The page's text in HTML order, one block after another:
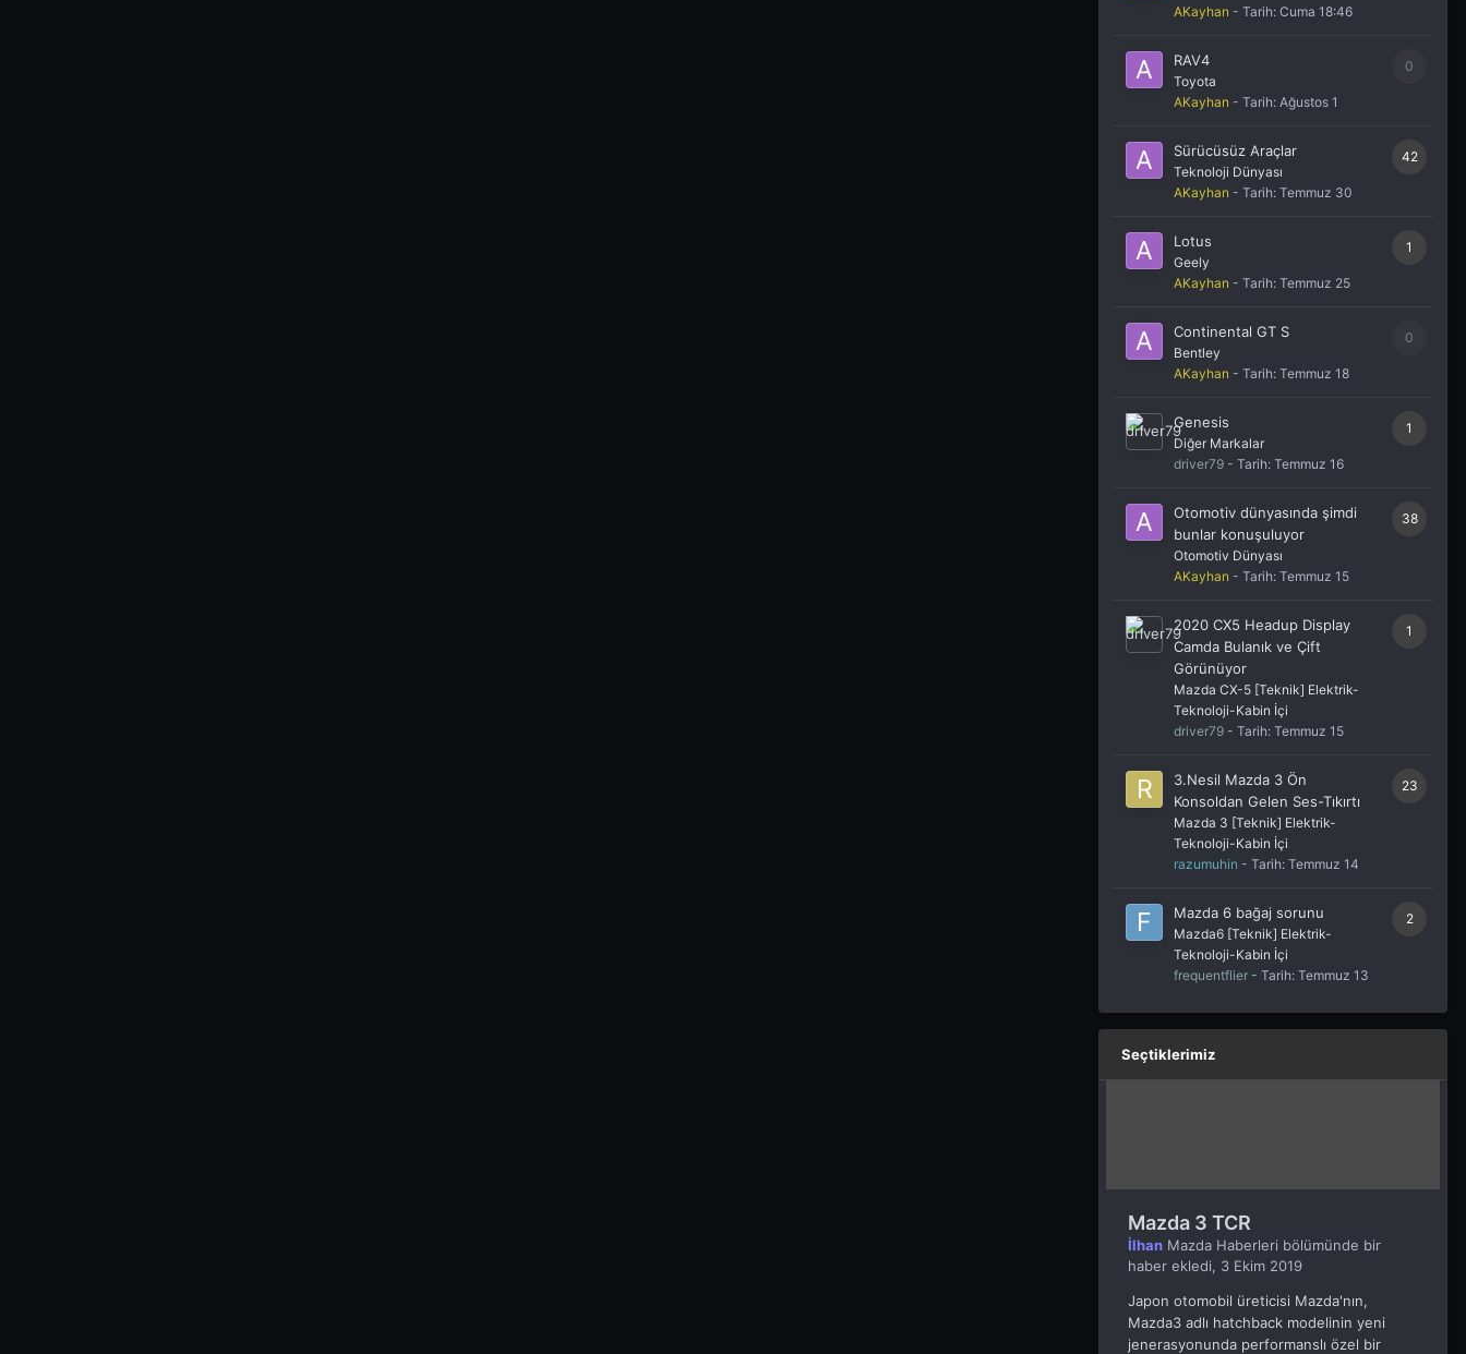
AKayhan - Tarih: Cuma 18:46
0
RAV4
Toyota
AKayhan - Tarih: Ağustos 1
42
Sürücüsüz Araçlar
Teknoloji Dünyası
AKayhan - Tarih: Temmuz 30
1
Lotus
Geely
AKayhan - Tarih: Temmuz 25
0
Continental GT S
Bentley
AKayhan - Tarih: Temmuz 18
1
Genesis
Diğer Markalar
driver79 - Tarih: Temmuz 16
38
Otomotiv dünyasında şimdi
bunlar konuşuluyor
Otomotiv Dünyası
AKayhan - Tarih: Temmuz 15
1
2020 CX5 Headup Display
Camda Bulanık ve Çift
Görünüyor
Mazda CX-5 [Teknik] Elektrik-
Teknoloji-Kabin İçi
driver79 - Tarih: Temmuz 15
23
3.Nesil Mazda 3 Ön
Konsoldan Gelen Ses-Tıkırtı
Mazda 3 [Teknik] Elektrik-
Teknoloji-Kabin İçi
razumuhin - Tarih: Temmuz 14
2
Mazda 6 bağaj sorunu
Mazda6 [Teknik] Elektrik-
Teknoloji-Kabin İçi
frequentflier - Tarih: Temmuz 13
Seçtiklerimiz
Mazda 3 TCR
İlhan Mazda Haberleri bölümünde bir
haber ekledi, 3 Ekim 2019
Japon otomobil üreticisi Mazda'nın,
Mazda3 adlı hatchback modelinin yeni
jenerasyonunda performanslı özel bir